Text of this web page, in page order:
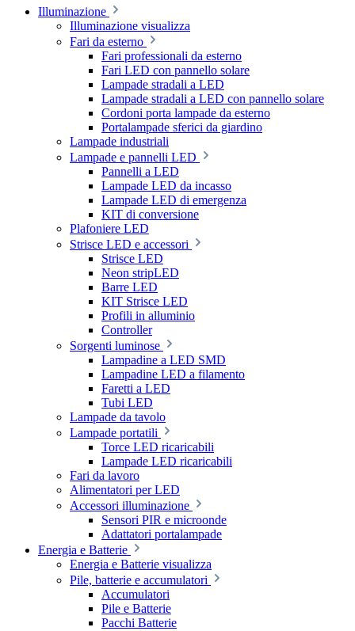
Illuminazione
Illuminazione visualizza
Fari da esterno
Fari professionali da esterno
Fari LED con pannello solare
Lampade stradali a LED
Lampade stradali a LED con pannello solare
Cordoni porta lampade da esterno
Portalampade sferici da giardino
Lampade industriali
Lampade e pannelli LED
Pannelli a LED
Lampade LED da incasso
Lampade LED di emergenza
KIT di conversione
Plafoniere LED
Strisce LED e accessori
Strisce LED
Neon stripLED
Barre LED
KIT Strisce LED
Profili in alluminio
Controller
Sorgenti luminose
Lampadine a LED SMD
Lampadine LED a filamento
Faretti a LED
Tubi LED
Lampade da tavolo
Lampade portatili
Torce LED ricaricabili
Lampade LED ricaricabili
Fari da lavoro
Alimentatori per LED
Accessori illuminazione
Sensori PIR e microonde
Adattatori portalampade
Energia e Batterie
Energia e Batterie visualizza
Pile, batterie e accumulatori
Accumulatori
Pile e Batterie
Pacchi Batterie